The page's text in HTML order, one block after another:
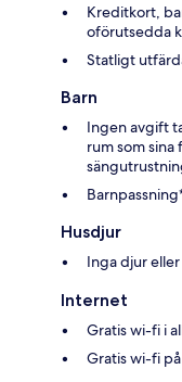
Kreditkort,
oförutsedda
Statligt
Barn
Ingen avgift
rum som
Husdjur
Inga djur
Internet
Gratis wi-fi i
Gratis wi-fi